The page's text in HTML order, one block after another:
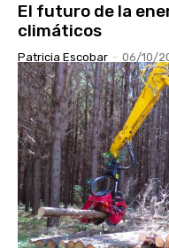
El futuro de la
climáticos
Patricia Escobar - 06/10/